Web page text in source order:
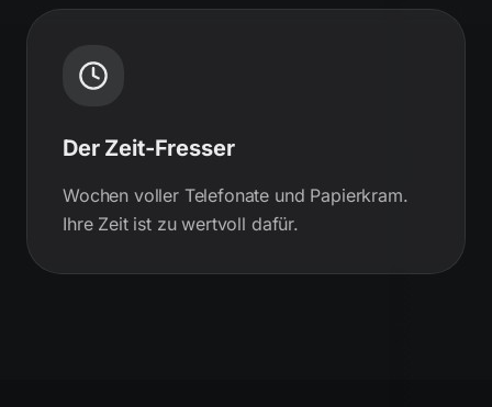
Der Zeit-Fresser
Wochen voller Telefonate und Papierkram.
Ihre Zeit ist zu wertvoll dafür.